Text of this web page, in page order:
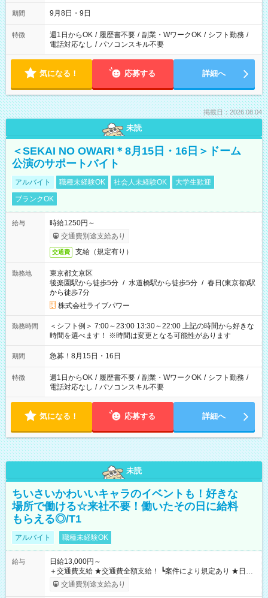
時間は変更となる可能性があります
期間 9月8日・9日
特徴 週1日からOK / 履歴書不要 / 副業・WワークOK / シフト勤務 /
電話対応なし / パソコンスキル不要
気になる！ 応募する 詳細へ
掲載日：2026.08.04
未読
＜SEKAI NO OWARI＊8月15日・16日＞ドーム
公演のサポートバイト
アルバイト 職種未経験OK 社会人未経験OK
大学生歓迎
ブランクOK
給与
時給1250円～
交通費別途支給あり
交通費 支給（規定有り）
勤務地
東京都文京区
後楽園駅から徒歩5分 / 水道橋駅から徒歩5分 / 春日(東京都)駅
から徒歩7分
株式会社ライブパワー
勤務時間
＜シフト例＞ 7:00～23:00 13:30～22:00 上記の時間から好きな
時間を選べます！ ※時間は変更となる可能性があります
期間 急募！8月15日・16日
特徴 週1日からOK / 履歴書不要 / 副業・WワークOK / シフト勤務 /
電話対応なし / パソコンスキル不要
気になる！ 応募する 詳細へ
未読
ちいさいかわいいキャラのイベントも！好きな
場所で働ける☆来社不要！働いたその日に給料
もらえる◎/T1
アルバイト 職種未経験OK
給与
日給13,000円～
＋交通費支給 ★交通費全額支給！ ┗案件により規定あり ★日払
いOK！（規定あり） ┗働いたその日に現金GET♪ お仕事後はコ
ンビニATMから 日払い分を引き落とせます！ 【試用期間】試
交通費別途支給あり